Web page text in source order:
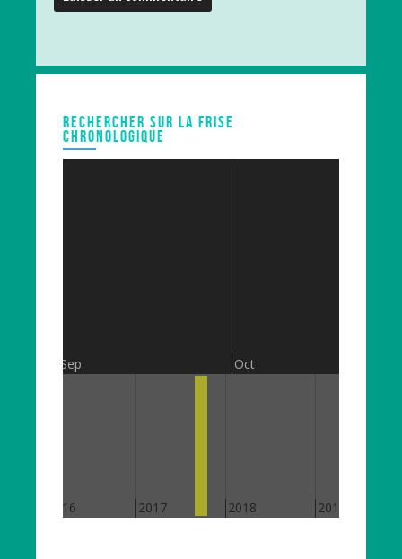
RECHERCHER SUR LA FRISE
CHRONOLOGIQUE
Sep Oct
2016 2017 2018 2019